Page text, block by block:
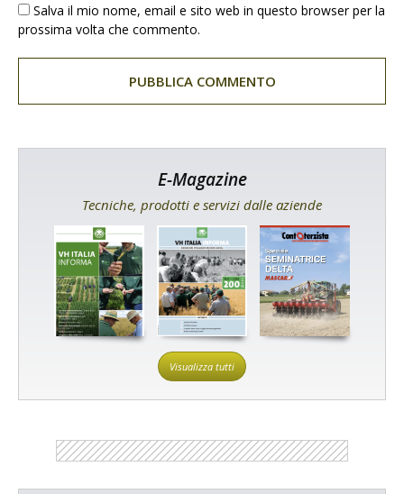
Salva il mio nome, email e sito web in questo browser per la
prossima volta che commento.
E-Magazine
Tecniche, prodotti e servizi dalle aziende
Visualizza tutti